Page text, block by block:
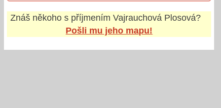
Znáš někoho s příjmením Vajrauchová Plosová?
Pošli mu jeho mapu!